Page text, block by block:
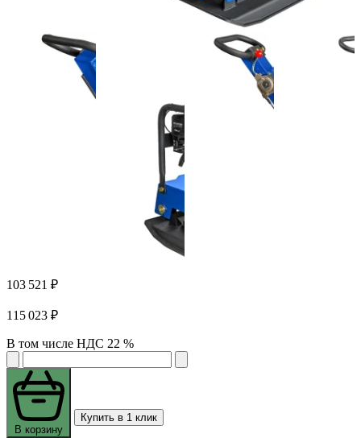
103 521 ₽
115 023 ₽
В том числе НДС 22 %
В корзину
Купить в 1 клик